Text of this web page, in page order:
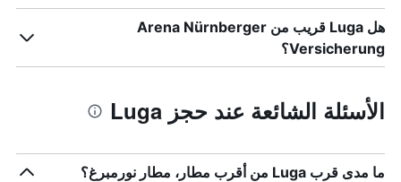
هل Luga قريب من Arena Nürnberger
Versicherung؟
الأسئلة الشائعة عند حجز Luga
ما مدى قرب Luga من أقرب مطار، مطار نورمبرغ؟